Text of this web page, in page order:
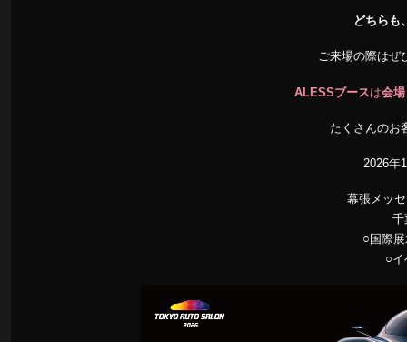
どちらも
ご来場の際はぜ
ALESSブースは会
たくさんのお
2026年
幕張メッ
千
○国際
○イ